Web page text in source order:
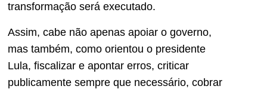
transformação será executado.
Assim, cabe não apenas apoiar o governo,
mas também, como orientou o presidente
Lula, fiscalizar e apontar erros, criticar
publicamente sempre que necessário, cobrar